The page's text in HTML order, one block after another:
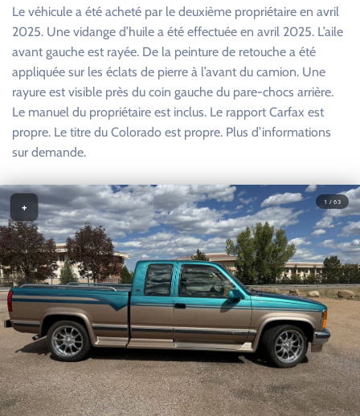
Le véhicule a été acheté par le deuxième propriétaire en avril
2025. Une vidange d’huile a été effectuée en avril 2025. L’aile
avant gauche est rayée. De la peinture de retouche a été
appliquée sur les éclats de pierre à l’avant du camion. Une
rayure est visible près du coin gauche du pare-chocs arrière.
Le manuel du propriétaire est inclus. Le rapport Carfax est
propre. Le titre du Colorado est propre. Plus d’informations
sur demande.
1 / 63
+